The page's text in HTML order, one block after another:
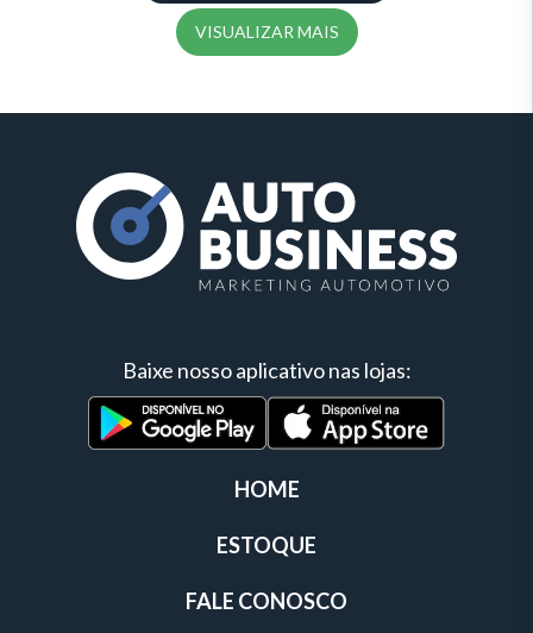
VISUALIZAR MAIS
Baixe nosso aplicativo nas lojas:
HOME
ESTOQUE
FALE CONOSCO